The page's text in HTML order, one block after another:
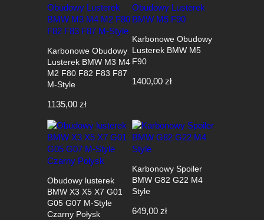
Karbonowe Obudowy
Lusterek BMW M3 M4
M2 F80 F82 F83 F87
M-Style
1135,00 zł
Karbonowe Obudowy
Lusterek BMW M5
F90
1400,00 zł
Obudowy lusterek
BMW X3 X5 X7 G01
G05 G07 M-Style
Czarny Połysk
Karbonowy Spoiler
BMW G82 G22 M4
Style
649,00 zł